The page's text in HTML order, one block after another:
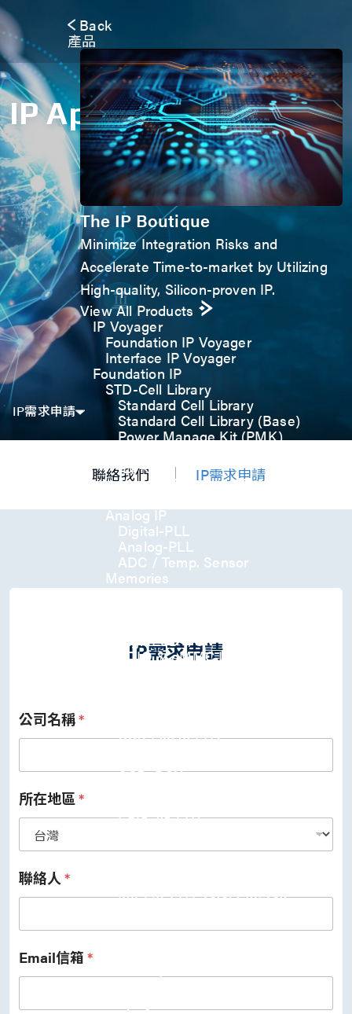
Back
產品
The IP Boutique
Minimize Integration Risks and
Accelerate Time-to-market by Utilizing
High-quality, Silicon-proven IP.
View All Products
IP Voyager
Foundation IP Voyager
Interface IP Voyager
Foundation IP
STD-Cell Library
Standard Cell Library
Standard Cell Library (Base)
Power Manage Kit (PMK)
(LPKT)
High Performance Kit (HPKT)
Analog IP
Digital-PLL
Analog-PLL
ADC / Temp. Sensor
Memories
Memory Compiler
High ESD I/O
SDIO & eMMC I/O
USB 2.0/1.1 PHY
USB_BCK
PCIe 4.0 PHY
MIPI M-PHY v5.0/v4.1/v3.1
IP Application Form
IP需求申請
聯絡我們 IP需求申請
IP需求申請
公司名稱*
所在地區*
聯絡人*
Email信箱 *